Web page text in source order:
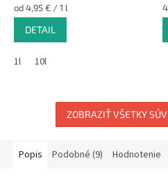
Jednotková
cena:
od 4,95 € / 1 l
DETAIL
1l 10l
ZOBRAZIŤ VŠETKY
Popis Podobné (9) Hodnotenie